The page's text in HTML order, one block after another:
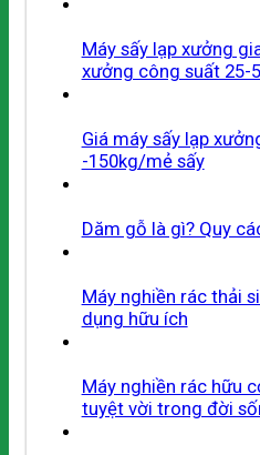
Máy sấy lạp xưởng
xưởng công suất 25-
Giá máy sấy lạp
-150kg/mẻ sấy
Dăm gỗ là gì? Quy
Máy nghiền rác thải
dụng hữu ích
Máy nghiền rác hữu
tuyệt vời trong đời